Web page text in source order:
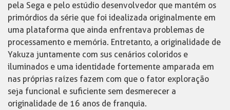
pela Sega e pelo estúdio desenvolvedor que mantém os
primórdios da série que foi idealizada originalmente em
uma plataforma que ainda enfrentava problemas de
processamento e memória. Entretanto, a originalidade de
Yakuza juntamente com sus cenários coloridos e
iluminados e uma identidade fortemente amparada em
nas próprias raízes fazem com que o fator exploração
seja funcional e suficiente sem desmerecer a
originalidade de 16 anos de franquia.